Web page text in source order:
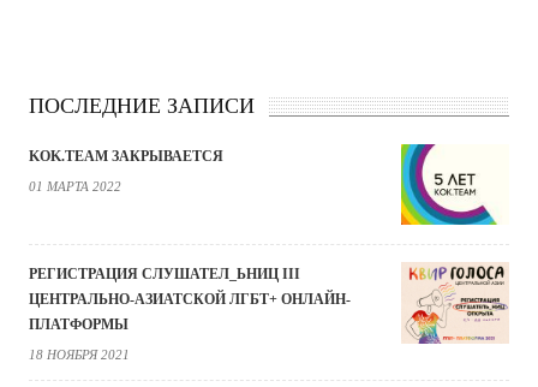
ПОСЛЕДНИЕ ЗАПИСИ
KOK.TEAM ЗАКРЫВАЕТСЯ
01 МАРТА 2022
РЕГИСТРАЦИЯ СЛУШАТЕЛ_ЬНИЦ III
ЦЕНТРАЛЬНО-АЗИАТСКОЙ ЛГБТ+ ОНЛАЙН-
ПЛАТФОРМЫ
18 НОЯБРЯ 2021